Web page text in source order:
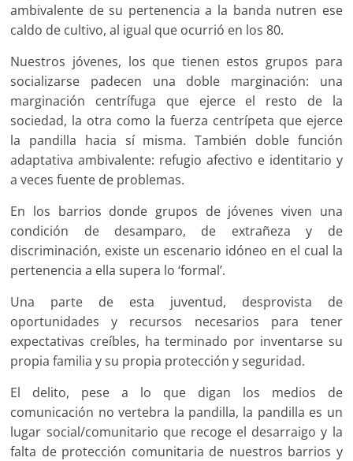
ambivalente de su pertenencia a la banda nutren ese
caldo de cultivo, al igual que ocurrió en los 80.
Nuestros jóvenes, los que tienen estos grupos para
socializarse padecen una doble marginación: una
marginación centrífuga que ejerce el resto de la
sociedad, la otra como la fuerza centrípeta que ejerce
la pandilla hacia sí misma. También doble función
adaptativa ambivalente: refugio afectivo e identitario y
a veces fuente de problemas.
En los barrios donde grupos de jóvenes viven una
condición de desamparo, de extrañeza y de
discriminación, existe un escenario idóneo en el cual la
pertenencia a ella supera lo ‘formal’.
Una parte de esta juventud, desprovista de
oportunidades y recursos necesarios para tener
expectativas creíbles, ha terminado por inventarse su
propia familia y su propia protección y seguridad.
El delito, pese a lo que digan los medios de
comunicación no vertebra la pandilla, la pandilla es un
lugar social/comunitario que recoge el desarraigo y la
falta de protección comunitaria de nuestros barrios y